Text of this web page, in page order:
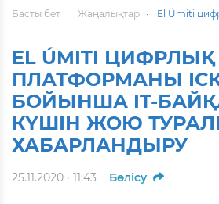
Басты бет Жаңалықтар El Úmiti
EL ÚMITI ЦИФРЛЫҚ
ПЛАТФОРМАНЫ
БОЙЫНША IT-
КҮШІН ЖОЮ
ХАБАРЛАНДЫРУ
25.11.2020 · 11:43 Бөлісу